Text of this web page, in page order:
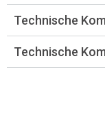
Technische
Technische